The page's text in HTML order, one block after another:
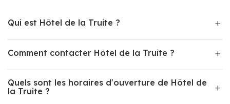
Qui est Hôtel de la Truite ?
Comment contacter Hôtel de la Truite ?
Quels sont les horaires d'ouverture de Hôtel de
la Truite ?